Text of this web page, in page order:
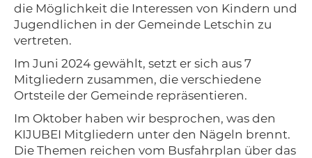
die Möglichkeit die Interessen von Kindern und
Jugendlichen in der Gemeinde Letschin zu
vertreten.
Im Juni 2024 gewählt, setzt er sich aus 7
Mitgliedern zusammen, die verschiedene
Ortsteile der Gemeinde repräsentieren.
Im Oktober haben wir besprochen, was den
KIJUBEI Mitgliedern unter den Nägeln brennt.
Die Themen reichen vom Busfahrplan über das